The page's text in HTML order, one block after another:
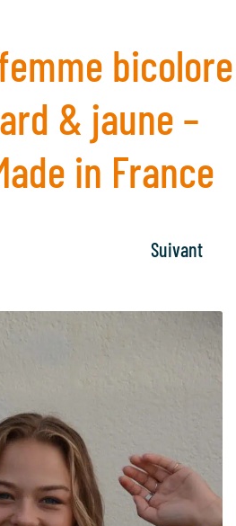
bicolore
& jaune –
in France
Suivant